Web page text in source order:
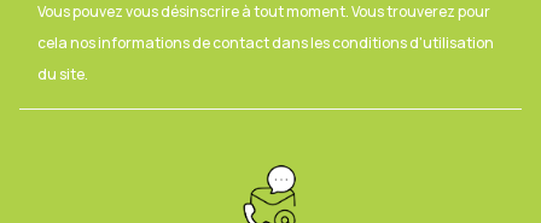
Vous pouvez vous désinscrire à tout moment. Vous trouverez pour
cela nos informations de contact dans les conditions d'utilisation
du site.